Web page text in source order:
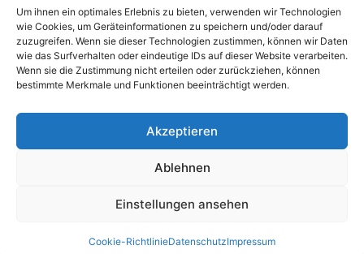
Um ihnen ein optimales Erlebnis zu bieten, verwenden wir Technologien
wie Cookies, um Geräteinformationen zu speichern und/oder darauf
zuzugreifen. Wenn sie dieser Technologien zustimmen, können wir Daten
wie das Surfverhalten oder eindeutige IDs auf dieser Website verarbeiten.
Wenn sie die Zustimmung nicht erteilen oder zurückziehen, können
bestimmte Merkmale und Funktionen beeinträchtigt werden.
Akzeptieren
Ablehnen
Einstellungen ansehen
Cookie-RichtlinieDatenschutzImpressum
Prüfung E-Check Expert
Prüfung elektrischer Anlagen
© All Rights Reserved 2025